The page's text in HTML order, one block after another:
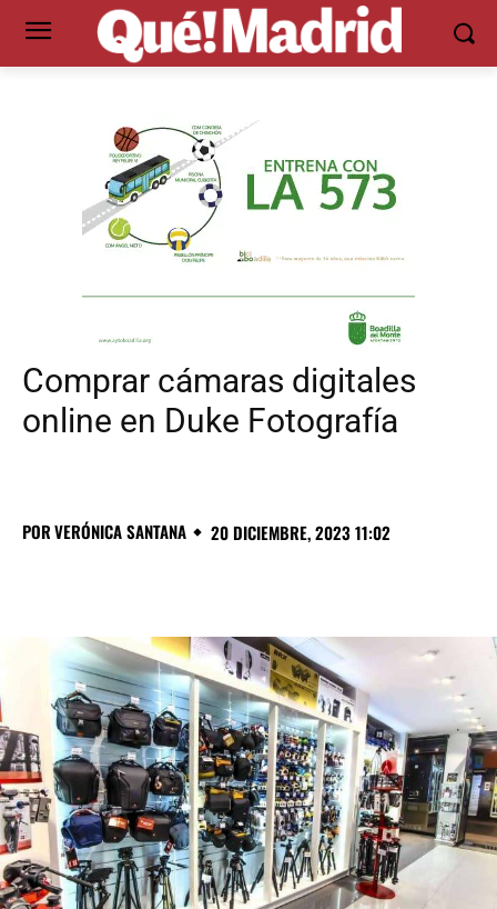
Comprar cámaras digitales
online en Duke Fotografía
PORVERÓNICA SANTANA 20 DICIEMBRE, 2023 11:02